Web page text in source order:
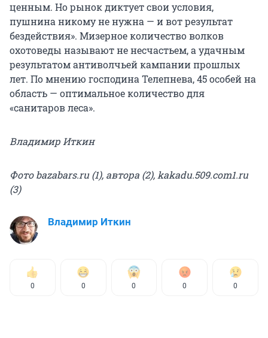
ценным. Но рынок диктует свои условия,
пушнина никому не нужна — и вот результат
бездействия». Мизерное количество волков
охотоведы называют не несчастьем, а удачным
результатом антиволчьей кампании прошлых
лет. По мнению господина Телепнева, 45 особей на
область — оптимальное количество для
«санитаров леса».
Владимир Иткин
Фото bazabars.ru (1), автора (2), kakadu.509.com1.ru
(3)
Владимир Иткин
0 0 0 0 0